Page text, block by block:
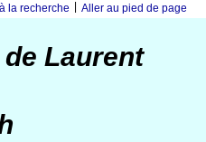
la recherche Aller au pied de page
Laurent